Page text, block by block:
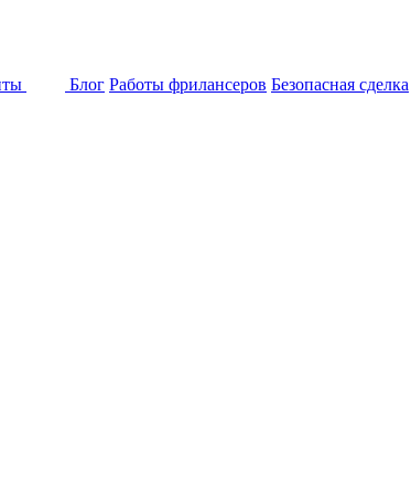
Блог Работы фрилансеров Безопасная сделка